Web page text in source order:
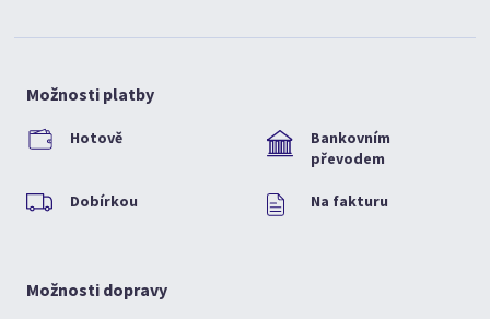
Možnosti platby
Hotově
Bankovním
převodem
Dobírkou Na fakturu
Možnosti dopravy